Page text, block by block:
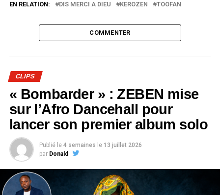
EN RELATION: DIS MERCI A DIEU KEROZEN TOOFAN
COMMENTER
CLIPS
« Bombarder » : ZEBEN mise
sur l’Afro Dancehall pour
lancer son premier album solo
Publié le 4 semaines le 13 juillet 2026
par Donald